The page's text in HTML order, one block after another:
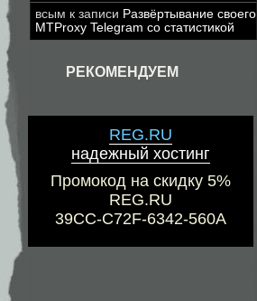
всым к записи Развёртывание своего
MTProxy Telegram со статистикой
РЕКОМЕНДУЕМ
REG.RU
надежный хостинг
Промокод на скидку 5%
REG.RU
39CC-C72F-6342-560A